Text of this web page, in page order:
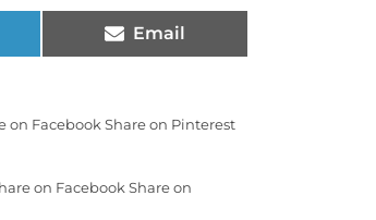
Email
on Facebook Share on Pinterest
on Facebook Share on